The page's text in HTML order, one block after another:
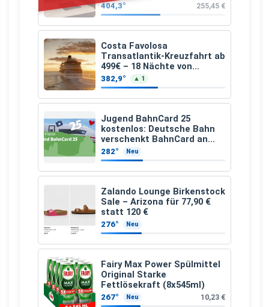
404,3° 255,45 €
Costa Favolosa
Transatlantik-Kreuzfahrt ab
499€ – 18 Nächte von
Hamburg nach Guadeloupe
382,9° ▲ 1
Jugend BahnCard 25
kostenlos: Deutsche Bahn
verschenkt BahnCard an
Kinder und Jugendliche
282° Neu
Zalando Lounge Birkenstock
Sale – Arizona für 77,90 €
statt 120 €
276° Neu
Fairy Max Power Spülmittel
Original Starke
Fettlösekraft (8x545ml)
267° Neu 10,23 €